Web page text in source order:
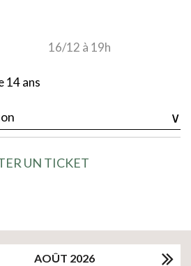
16/12 à 19h
14 ans
UN TICKET
AOÛT 2026